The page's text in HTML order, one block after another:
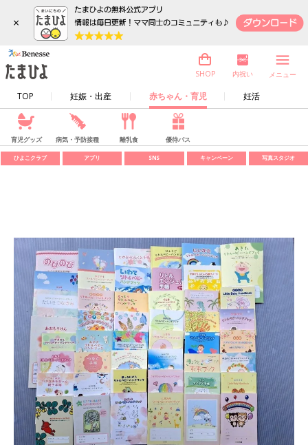
×
TOP 妊娠・出産 赤ちゃん・育児 妊活
SHOP 内祝い メニュー
育児グッズ 病気・予防接種 離乳食 優待パス
ひよこクラブ アプリ SNS キャンペーン 写真スタジオ